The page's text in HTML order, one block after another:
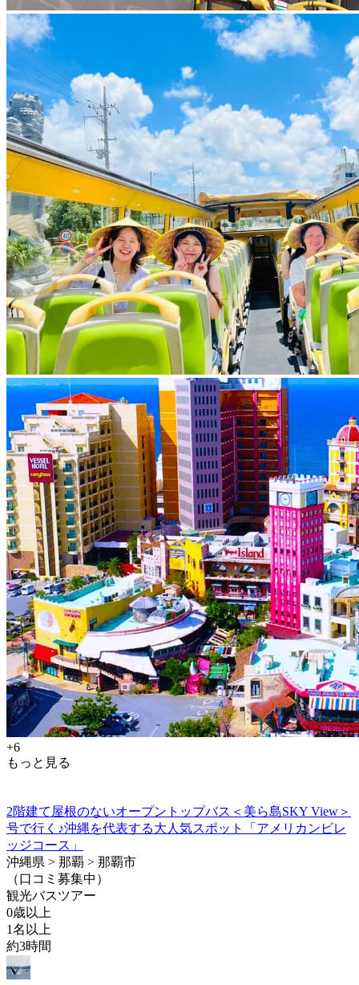
+6
もっと見る
2階建て屋根のないオープントップバス＜美ら島SKY View＞
号で行く♪沖縄を代表する大人気スポット「アメリカンビレ
ッジコース」
沖縄県 > 那覇 > 那覇市
（口コミ募集中）
観光バスツアー
0歳以上
1名以上
約3時間